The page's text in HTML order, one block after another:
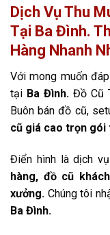
Dịch Vụ Thu
Tại Ba Đình.
Hàng Nhanh
Với mong muốn
tại Ba Đình. Đồ Cũ
Buôn bán đồ cũ,
cũ giá cao trọn gói
Điển hình là dịch vụ
hàng, đồ cũ
xưởng. Chúng tôi
Ba Đình.